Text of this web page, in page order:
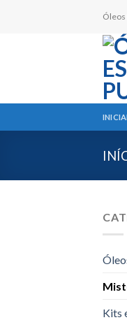
Óleos
Kits